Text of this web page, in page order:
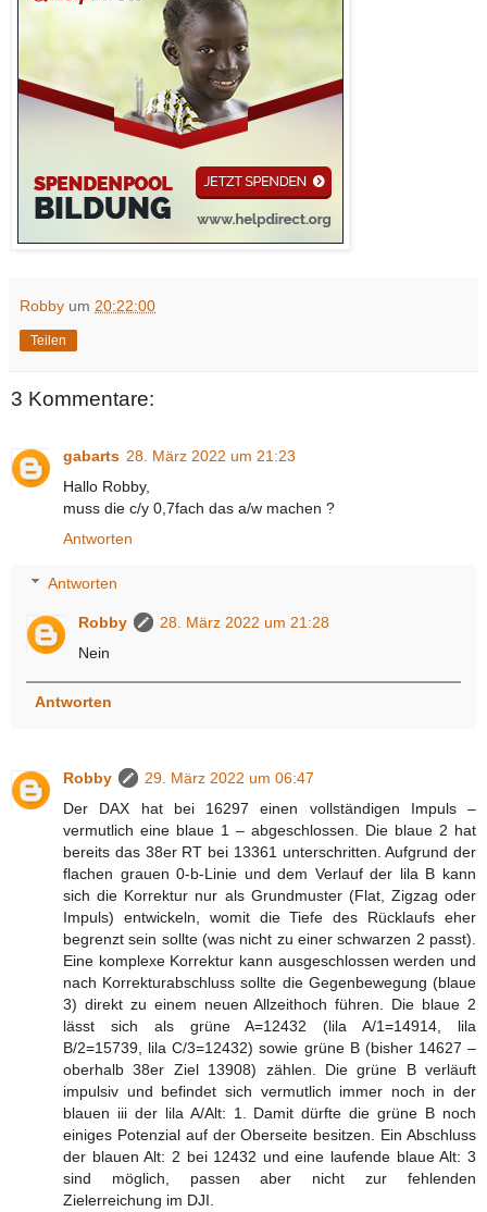
Robby um 20:22:00
Teilen
3 Kommentare:
gabarts 28. März 2022 um 21:23
Hallo Robby,
muss die c/y 0,7fach das a/w machen ?
Antworten
Antworten
Robby
28. März 2022 um 21:28
Nein
Antworten
Robby
29. März 2022 um 06:47
Der DAX hat bei 16297 einen vollständigen Impuls –
vermutlich eine blaue 1 – abgeschlossen. Die blaue 2 hat
bereits das 38er RT bei 13361 unterschritten. Aufgrund der
flachen grauen 0-b-Linie und dem Verlauf der lila B kann
sich die Korrektur nur als Grundmuster (Flat, Zigzag oder
Impuls) entwickeln, womit die Tiefe des Rücklaufs eher
begrenzt sein sollte (was nicht zu einer schwarzen 2 passt).
Eine komplexe Korrektur kann ausgeschlossen werden und
nach Korrekturabschluss sollte die Gegenbewegung (blaue
3) direkt zu einem neuen Allzeithoch führen. Die blaue 2
lässt sich als grüne A=12432 (lila A/1=14914, lila
B/2=15739, lila C/3=12432) sowie grüne B (bisher 14627 –
oberhalb 38er Ziel 13908) zählen. Die grüne B verläuft
impulsiv und befindet sich vermutlich immer noch in der
blauen iii der lila A/Alt: 1. Damit dürfte die grüne B noch
einiges Potenzial auf der Oberseite besitzen. Ein Abschluss
der blauen Alt: 2 bei 12432 und eine laufende blaue Alt: 3
sind möglich, passen aber nicht zur fehlenden
Zielerreichung im DJI.